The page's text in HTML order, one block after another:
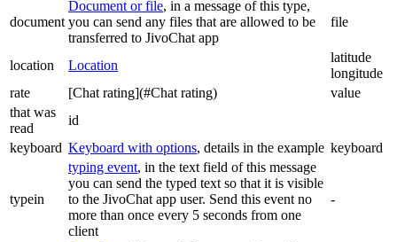
document
Document or file, in a message of this type,
you can send any files that are allowed to be
transferred to JivoChat app
file
location Location
latitude
longitude
rate
[Chat rating](#Chat rating)
value
that was
read
id
keyboard Keyboard with options, details in the example keyboard
typein
typing event, in the text field of this message
you can send the typed text so that it is visible
to the JivoChat app user. Send this event no
more than once every 5 seconds from one
client
-